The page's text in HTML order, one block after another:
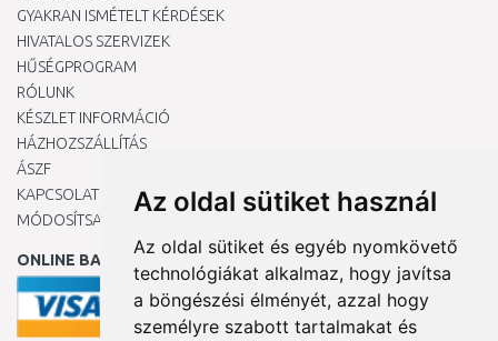
Az oldal sütiket használ
Az oldal sütiket és egyéb nyomkövető
technológiákat alkalmaz, hogy javítsa
a böngészési élményét, azzal hogy
személyre szabott tartalmakat és
GYAKRAN ISMÉTELT KÉRDÉSEK
HIVATALOS SZERVIZEK
HŰSÉGPROGRAM
RÓLUNK
KÉSZLET INFORMÁCIÓ
HÁZHOZSZÁLLÍTÁS
ÁSZF
KAPCSOLAT
MÓDOSÍTSA A COOKIE-BEÁLLÍTÁSAIMAT
ONLINE BANKKÁRTYÁVAL